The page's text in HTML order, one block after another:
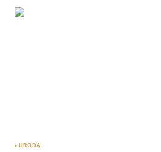
URODA